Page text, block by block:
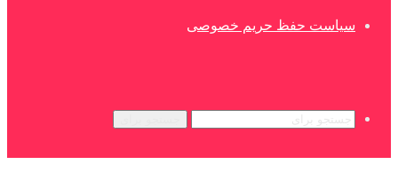
سیاست حفظ حریم خصوصی